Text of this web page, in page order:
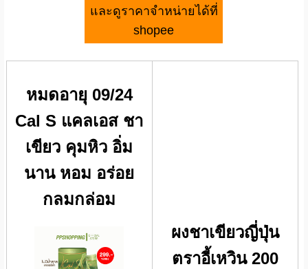
และดูราคาจำหน่ายได้ที่
shopee
หมดอายุ 09/24
Cal S แคลเอส ชา
เขียว คุมหิว อิ่ม
นาน หอม อร่อย
กลมกล่อม
ผงชาเขียวญี่ปุ่น
ตราอี้เหวิน 200